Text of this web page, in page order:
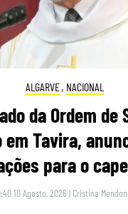
ALGARVE, NACIONAL
da Ordem de
em Tavira,
para o
10 Agosto, 2026 | Cristina